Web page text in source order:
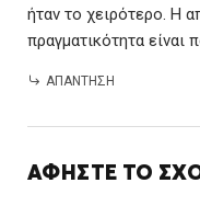
ήταν το χειρότερο. Η
πραγματικότητα είναι
ΑΠΆΝΤΗΣΗ
ΑΦΉΣΤΕ ΤΟ